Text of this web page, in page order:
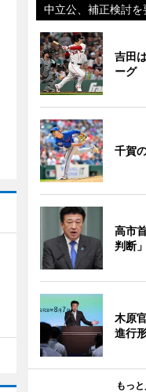
中立公、補正検討を
吉田
ーグ
千賀
高市
判断」
木原
進行形
もっ